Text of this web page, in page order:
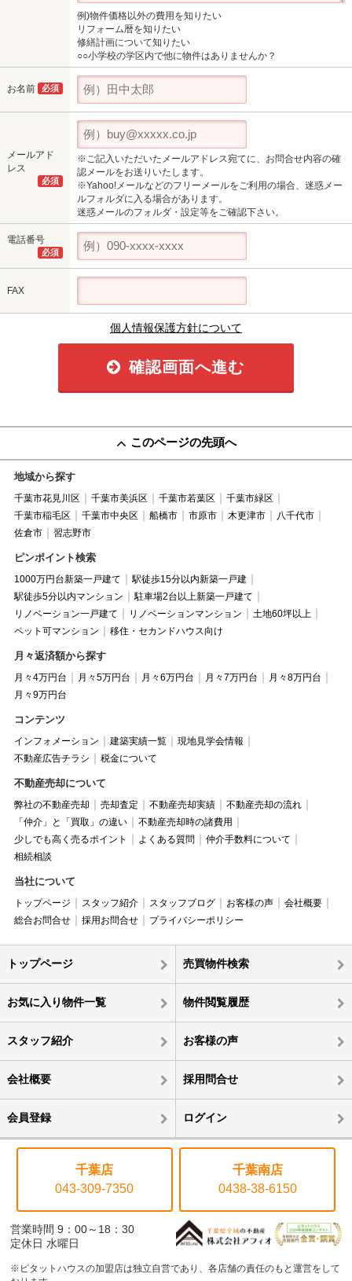
例)物件価格以外の費用を知りたい
リフォーム暦を知りたい
修繕計画について知りたい
○○小学校の学区内で他に物件はありませんか？
お名前 必須
メールアド
レス
必須
※ご記入いただいたメールアドレス宛てに、お問合せ内容の確
認メールをお送りいたします。
※Yahoo!メールなどのフリーメールをご利用の場合、迷惑メー
ルフォルダに入る場合があります。
迷惑メールのフォルダ・設定等をご確認下さい。
電話番号
必須
FAX
個人情報保護方針について
確認画面へ進む
このページの先頭へ
地域から探す
千葉市花見川区 千葉市美浜区 千葉市若葉区
千葉市緑区
千葉市稲毛区
千葉市中央区 船橋市 市原市 木更津市
八千代市
佐倉市
習志野市
ピンポイント検索
1000万円台新築一戸建て
駅徒歩15分以内新築一戸建
駅徒歩5分以内マンション
駐車場2台以上新築一戸建て
リノベーション一戸建て
リノベーションマンション
土地60坪以上
ペット可マンション
移住・セカンドハウス向け
月々返済額から探す
月々4万円台 月々5万円台 月々6万円台 月々7万円台
月々8万円台
月々9万円台
コンテンツ
インフォメーション 建築実績一覧
現地見学会情報
不動産広告チラシ
税金について
不動産売却について
弊社の不動産売却 売却査定 不動産売却実績
不動産売却の流れ
「仲介」と「買取」の違い
不動産売却時の諸費用
少しでも高く売るポイント
よくある質問
仲介手数料について
相続相談
当社について
トップページ スタッフ紹介 スタッフブログ お客様の声
会社概要
総合お問合せ
採用お問合せ プライバシーポリシー
トップページ 売買物件検索
お気に入り物件一覧 物件閲覧履歴
スタッフ紹介 お客様の声
会社概要 採用問合せ
会員登録 ログイン
千葉店
043-309-7350
千葉南店
0438-38-6150
営業時間 9：00～18：30
定休日 水曜日
※ピタットハウスの加盟店は独立自営であり、各店舗の責任のもと運営をして